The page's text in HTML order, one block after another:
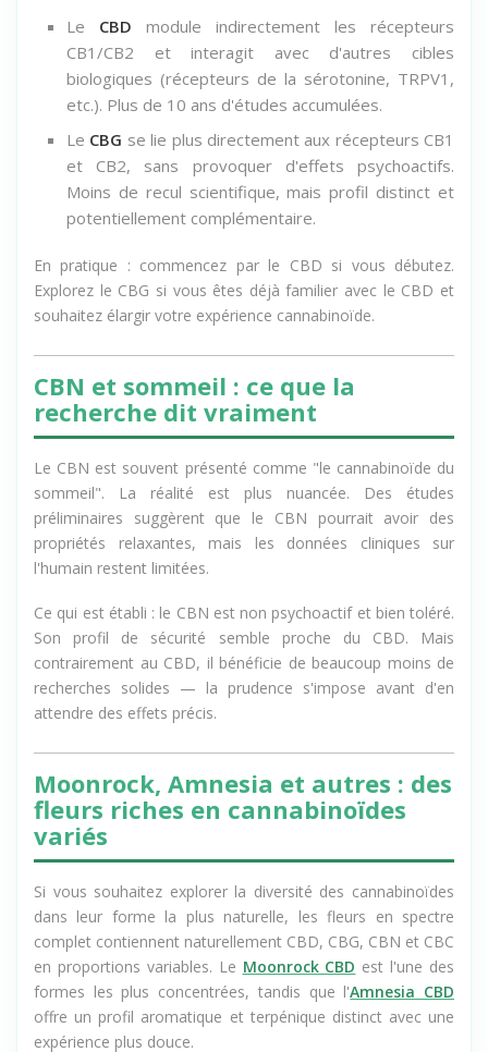
LeCBDmodule indirectement les récepteurs
CB1/CB2 et interagit avec d'autres cibles
biologiques (récepteurs de la sérotonine, TRPV1,
Le
CBGse lie plus directement aux récepteurs CB1
et CB2, sans provoquer d'effets psychoactifs.
Moins de recul scientifique, mais profil distinct et
En pratique : commencez par le CBD si vous débutez.
Explorez le CBG si vous êtes déjà familier avec le CBD et
CBN et sommeil : ce que la
recherche dit vraiment
Le CBN est souvent présenté comme "le cannabinoïde du
sommeil". La réalité est plus nuancée. Des études
préliminaires suggèrent que le CBN pourrait avoir des
propriétés relaxantes, mais les données cliniques sur
Ce qui est établi : le CBN est non psychoactif et bien toléré.
Son profil de sécurité semble proche du CBD. Mais
contrairement au CBD, il bénéficie de beaucoup moins de
recherches solides — la prudence s'impose avant d'en
Moonrock, Amnesia et autres : des
fleurs riches en cannabinoïdes
variés
Si vous souhaitez explorer la diversité des cannabinoïdes
dans leur forme la plus naturelle, les fleurs en spectre
complet contiennent naturellement CBD, CBG, CBN et CBC
en proportions variables. LeMoonrock CBDest l'une des
formes les plus concentrées, tandis que l'Amnesia CBD
offre un profil aromatique et terpénique distinct avec une